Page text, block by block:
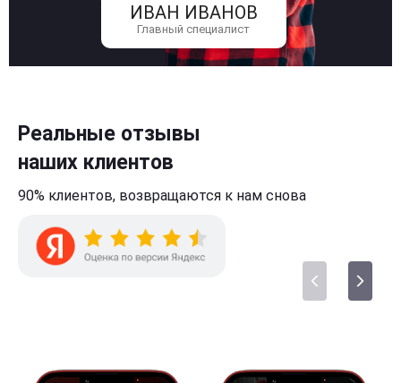
ИВАН ИВАНОВ
Главный специалист
Реальные отзывы
наших клиентов
90% клиентов, возвращаются к нам снова